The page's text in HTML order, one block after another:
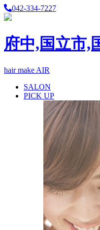
042-334-7227
府中,国立市,
hair make AIR
SALON
PICK UP